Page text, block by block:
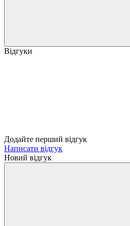
Відгуки
Додайте перший відгук
Написати відгук
Новий відгук